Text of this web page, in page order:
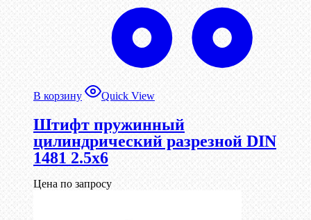
В корзину Quick View
Штифт пружинный
цилиндрический разрезной DIN
1481 2.5х6
Цена по запросу